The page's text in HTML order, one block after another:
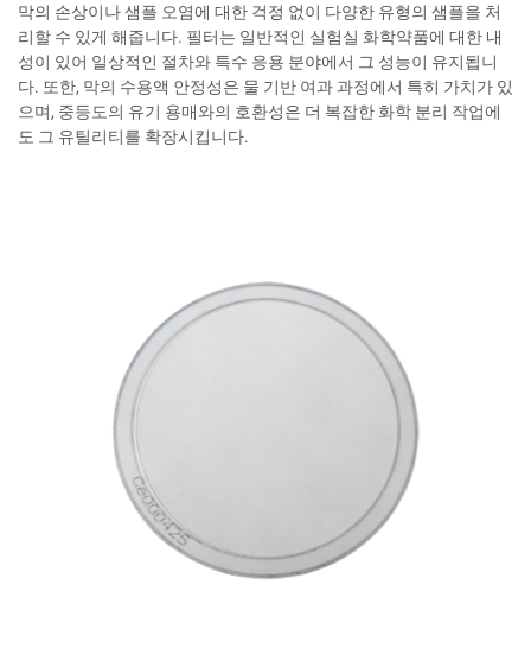
막의 손상이나 샘플 오염에 대한 걱정 없이 다양한 유형의 샘플을 처
리할 수 있게 해줍니다. 필터는 일반적인 실험실 화학약품에 대한 내
성이 있어 일상적인 절차와 특수 응용 분야에서 그 성능이 유지됩니
다. 또한, 막의 수용액 안정성은 물 기반 여과 과정에서 특히 가치가 있
으며, 중등도의 유기 용매와의 호환성은 더 복잡한 화학 분리 작업에
도 그 유틸리티를 확장시킵니다.